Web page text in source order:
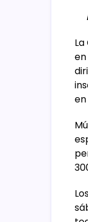
en